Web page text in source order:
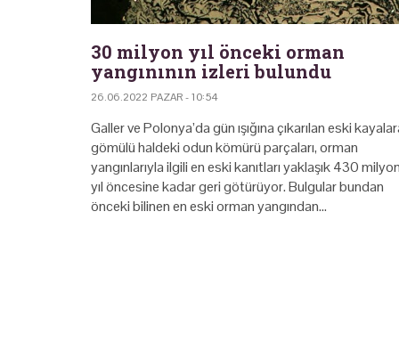
30 milyon yıl önceki orman
yangınının izleri bulundu
26.06.2022 PAZAR - 10:54
Galler ve Polonya’da gün ışığına çıkarılan eski
gömülü haldeki odun kömürü parçaları, orman
yangınlarıyla ilgili en eski kanıtları yaklaşık 430
yıl öncesine kadar geri götürüyor. Bulgular bundan
önceki bilinen en eski orman yangından…